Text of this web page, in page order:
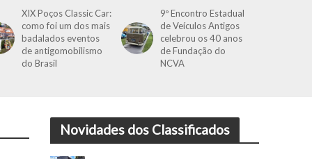
XIX Poços Classic Car:
como foi um dos mais
badalados eventos
de antigomobilismo
do Brasil
9º Encontro Estadual
de Veículos Antigos
celebrou os 40 anos
de Fundação do
NCVA
Novidades dos Classificados